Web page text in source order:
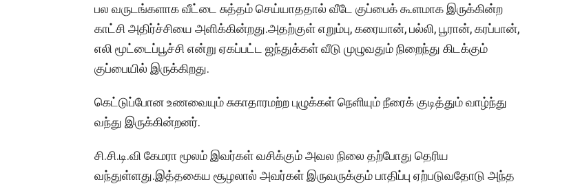
பல வருடங்களாக வீட்டை சுத்தம் செய்யாததால் வீடே குப்பைக் கூளமாக இருக்கின்ற
காட்சி அதிர்ச்சியை அளிக்கின்றது.அதற்குள் எறும்பு, கரையான், பல்லி, பூரான், கரப்பான்,
எலி மூட்டைப்பூச்சி என்று ஏகப்பட்ட ஜந்துக்கள் வீடு முழுவதும் நிறைந்து கிடக்கும்
குப்பையில் இருக்கிறது.
கெட்டுப்போன உணவையும் சுகாதாரமற்ற புழுக்கள் நெளியும் நீரைக் குடித்தும் வாழ்ந்து
வந்து இருக்கின்றனர்.
சி.சி.டி.வி கேமரா மூலம் இவர்கள் வசிக்கும் அவல நிலை தற்போது தெரிய
வந்துள்ளது.இத்தகைய சூழலால் அவர்கள் இருவருக்கும் பாதிப்பு ஏற்படுவதோடு அந்த